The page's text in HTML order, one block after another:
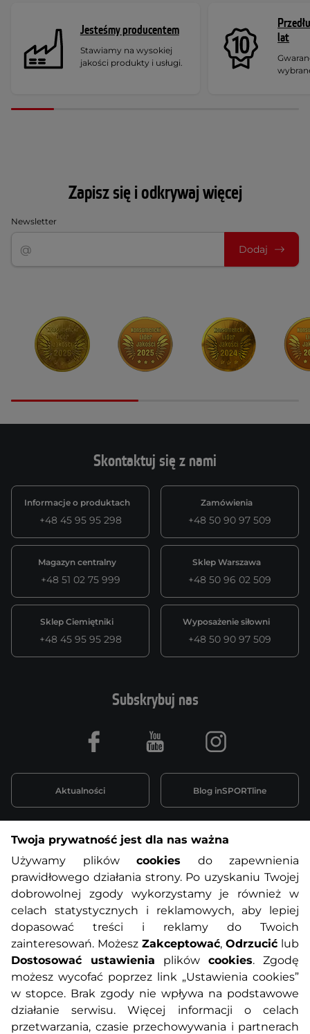
Jesteśmy producentem
Stawiamy na wysokiej
jakości produkty i usługi.
lat
Zapisz się i odkrywaj więcej
Newsletter
Dodaj
Skontaktuj się z nami
Informacje o produktach
+48 45 95 95 298
Zamówienia
+48 50 90 97 509
Magazyn centralny
+48 51 02 75 999
Sklep Warszawa
+48 50 96 02 509
Sklep Ciemiętniki
+48 45 95 95 298
Wyposażenie siłowni
+48 50 90 97 509
Informacje o zakupach
O nas Regulamin sklepu
Polityka prywatności Koszty przesyłek
Metody płatności Program lojalnościowy
Usługi dodatkowe Reklamacje i serwis
Subskrybuj nas
Aktualności Blog inSPORTline
Facebook Youtube Instagram
Twoja prywatność jest dla nas ważna
Używamy plików cookies do zapewnienia
prawidłowego działania strony. Po uzyskaniu Twojej
dobrowolnej zgody wykorzystamy je również w
celach statystycznych i reklamowych, aby lepiej
dopasować treści i reklamy do Twoich
zainteresowań. Możesz Zakceptować, Odrzucić lub
Dostosować ustawienia plików cookies. Zgodę
możesz wycofać poprzez link „Ustawienia cookies”
w stopce. Brak zgody nie wpływa na podstawowe
działanie serwisu. Więcej informacji o celach
przetwarzania, czasie przechowywania i partnerach